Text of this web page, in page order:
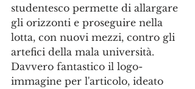
studentesco permette di allargare
gli orizzonti e proseguire nella
lotta, con nuovi mezzi, contro gli
artefici della mala università.
Davvero fantastico il logo-
immagine per l'articolo, ideato